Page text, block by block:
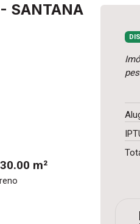
SANTANA
30.00 m²